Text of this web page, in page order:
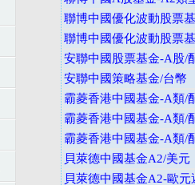
聯博中國優化波動股票
聯博中國優化波動股票
安聯中國股票基金-A股/
安聯中國策略基金/台幣
霸菱香港中國基金-A類/
霸菱香港中國基金-A類/
霸菱香港中國基金-A類/
貝萊德中國基金A2/美元
貝萊德中國基金A2-歐元